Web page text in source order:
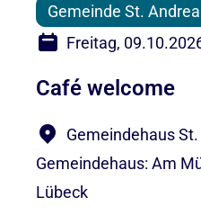
Gemeinde St.
Freitag,
Café welcome
Gemeindehaus
Gemeindehaus: Am
Lübeck